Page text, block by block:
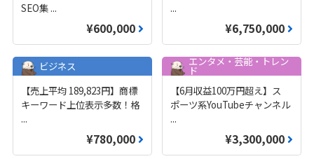
SEO集 ...
¥600,000
...
¥6,750,000
ビジネス
【売上平均 189,823円】商標
キーワード上位表示多数！格
...
¥780,000
エンタメ・芸能・トレン
ド
【6月収益100万円超え】ス
ポーツ系YouTubeチャンネル
...
¥3,300,000